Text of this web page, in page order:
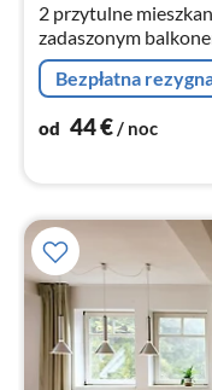
2 przytulne
zadaszonym
Bezpłatna
od 44€/ noc